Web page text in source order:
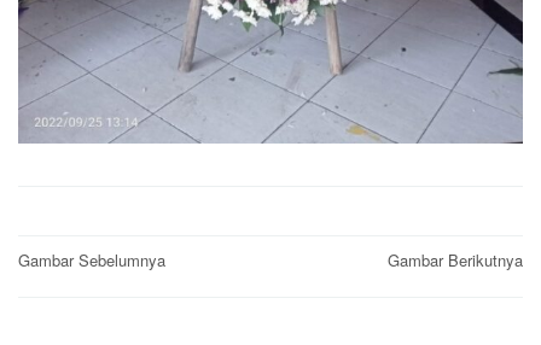
Post
Gambar Sebelumnya Gambar Berikutnya